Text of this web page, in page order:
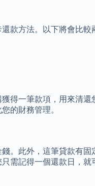
款方法。以下將會比較
得一筆款項，用來清還
的財務管理。
。此外，這筆貸款有固
需記得一個還款日，就